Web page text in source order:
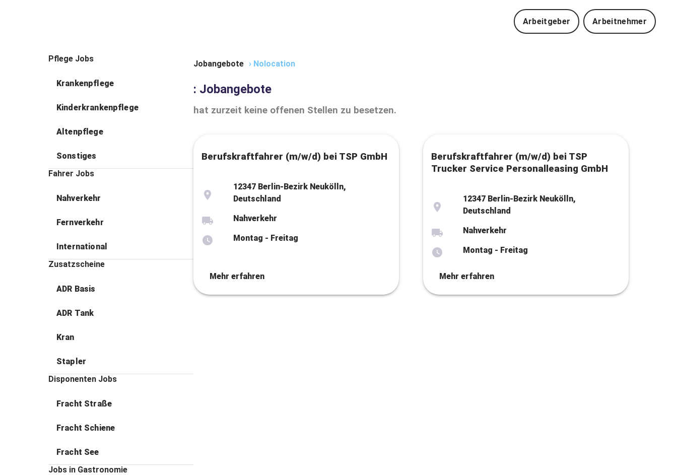
Arbeitgeber Arbeitnehmer
Pflege Jobs
Krankenpflege
Kinderkrankenpflege
Altenpflege
Sonstiges
Fahrer Jobs
Nahverkehr
Fernverkehr
International
Zusatzscheine
ADR Basis
ADR Tank
Kran
Stapler
Disponenten Jobs
Fracht Straße
Fracht Schiene
Fracht See
Jobs in Gastronomie
Jobangebote › Nolocation
: Jobangebote
hat zurzeit keine offenen Stellen zu besetzen.
Berufskraftfahrer (m/w/d) bei TSP GmbH
12347 Berlin-Bezirk Neukölln,
Deutschland
Nahverkehr
Montag - Freitag
Mehr erfahren
Berufskraftfahrer (m/w/d) bei TSP
Trucker Service Personalleasing GmbH
12347 Berlin-Bezirk Neukölln,
Deutschland
Nahverkehr
Montag - Freitag
Mehr erfahren